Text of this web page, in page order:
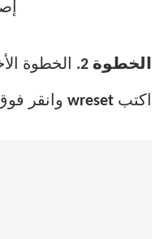
الخطوة 2. الخطوة
اكتب wreset وانقر